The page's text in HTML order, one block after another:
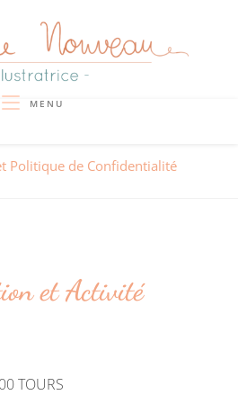
MENU
Politique de Confidentialité
et Activité
TOURS